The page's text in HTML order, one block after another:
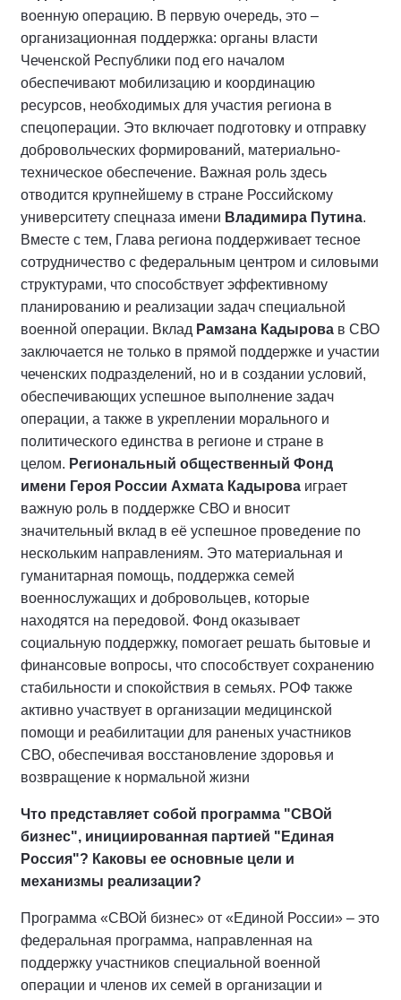
военную операцию. В первую очередь, это –
организационная поддержка: органы власти
Чеченской Республики под его началом
обеспечивают мобилизацию и координацию
ресурсов, необходимых для участия региона в
спецоперации. Это включает подготовку и отправку
добровольческих формирований, материально-
техническое обеспечение. Важная роль здесь
отводится крупнейшему в стране Российскому
университету спецназа имени Владимира Путина.
Вместе с тем, Глава региона поддерживает тесное
сотрудничество с федеральным центром и силовыми
структурами, что способствует эффективному
планированию и реализации задач специальной
военной операции. Вклад Рамзана Кадырова в СВО
заключается не только в прямой поддержке и участии
чеченских подразделений, но и в создании условий,
обеспечивающих успешное выполнение задач
операции, а также в укреплении морального и
политического единства в регионе и стране в
целом. Региональный общественный Фонд
имени Героя России Ахмата Кадырова играет
важную роль в поддержке СВО и вносит
значительный вклад в её успешное проведение по
нескольким направлениям. Это материальная и
гуманитарная помощь, поддержка семей
военнослужащих и добровольцев, которые
находятся на передовой. Фонд оказывает
социальную поддержку, помогает решать бытовые и
финансовые вопросы, что способствует сохранению
стабильности и спокойствия в семьях. РОФ также
активно участвует в организации медицинской
помощи и реабилитации для раненых участников
СВО, обеспечивая восстановление здоровья и
возвращение к нормальной жизни
Что представляет собой программа "СВОй
бизнес", инициированная партией "Единая
Россия"? Каковы ее основные цели и
механизмы реализации?
Программа «СВОй бизнес» от «Единой России» – это
федеральная программа, направленная на
поддержку участников специальной военной
операции и членов их семей в организации и